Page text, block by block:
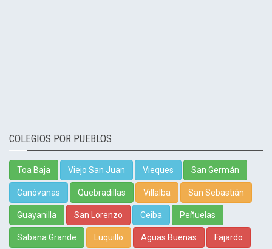
COLEGIOS POR PUEBLOS
Toa Baja Viejo San Juan Vieques San Germán
Canóvanas Quebradillas Villalba San Sebastián
Guayanilla San Lorenzo Ceiba Peñuelas
Sabana Grande Luquillo Aguas Buenas Fajardo